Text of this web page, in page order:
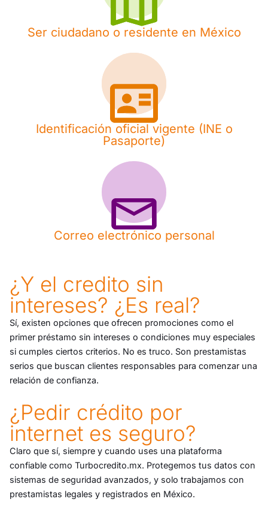
Ser ciudadano o residente en México
Identificación oficial vigente (INE o
Pasaporte)
Correo electrónico personal
¿Y el credito sin
intereses? ¿Es real?
Sí, existen opciones que ofrecen promociones como el
primer préstamo sin intereses o condiciones muy especiales
si cumples ciertos criterios. No es truco. Son prestamistas
serios que buscan clientes responsables para comenzar una
relación de confianza.
¿Pedir crédito por
internet es seguro?
Claro que sí, siempre y cuando uses una plataforma
confiable como Turbocredito.mx. Protegemos tus datos con
sistemas de seguridad avanzados, y solo trabajamos con
prestamistas legales y registrados en México.